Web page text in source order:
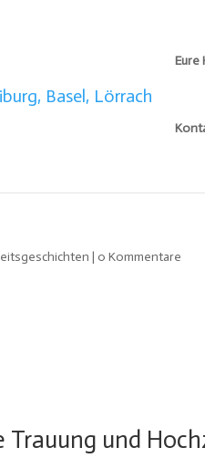
Eure
|0 Kommentare
Trauung und